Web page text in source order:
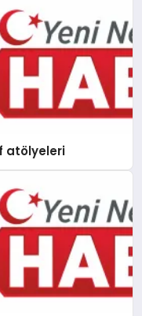
atölyeleri